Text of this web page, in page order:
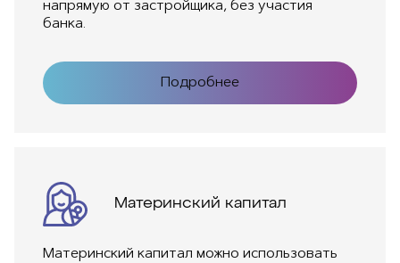
напрямую от застройщика, без участия
банка.
Подробнее
Материнский капитал
Материнский капитал можно использовать